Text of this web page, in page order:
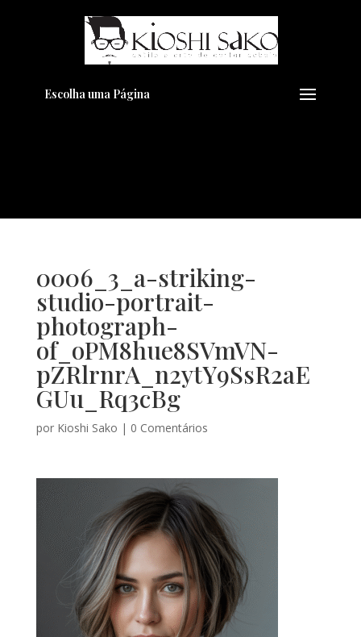
Escolha uma Página
0006_3_a-striking-
studio-portrait-
photograph-
of_oPM8hue8SVmVN-
pZRlrnrA_n2ytY9SsR2aE
GUu_Rq3cBg
por Kioshi Sako | 0 Comentários
Pensando em transformar seu
Visual??